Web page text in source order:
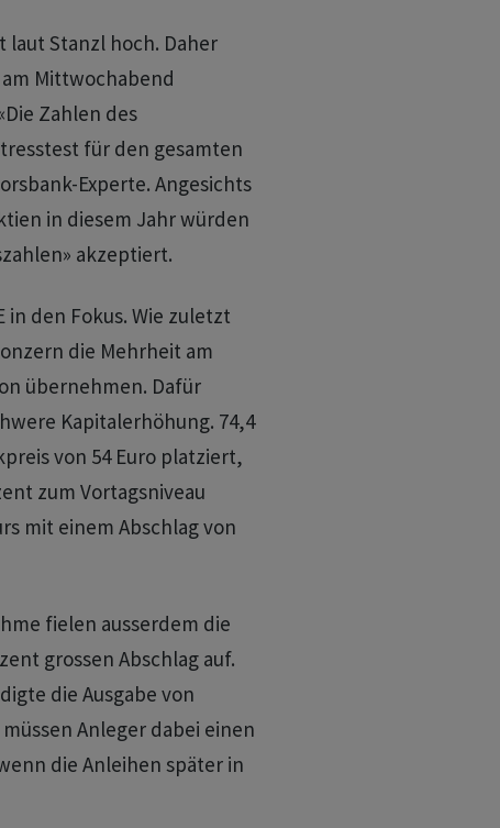
laut Stanzl hoch. Daher
Mittwochabend
Zahlen des
für den gesamten
Experte. Angesichts
in diesem Jahr würden
akzeptiert.
in den Fokus. Wie zuletzt
die Mehrheit am
übernehmen. Dafür
Kapitalerhöhung. 74,4
von 54 Euro platziert,
zum Vortagsniveau
mit einem Abschlag von
fielen ausserdem die
grossen Abschlag auf.
die Ausgabe von
Anleger dabei einen
die Anleihen später in